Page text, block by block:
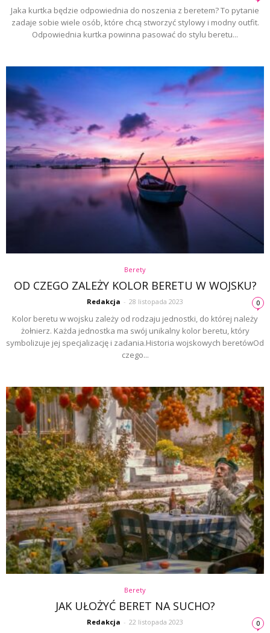
Jaka kurtka będzie odpowiednia do noszenia z beretem? To pytanie
zadaje sobie wiele osób, które chcą stworzyć stylowy i modny outfit.
Odpowiednia kurtka powinna pasować do stylu beretu...
Berety
OD CZEGO ZALEŻY KOLOR BERETU W WOJSKU?
Redakcja - 28 listopada 2023 0
Kolor beretu w wojsku zależy od rodzaju jednostki, do której należy
żołnierz. Każda jednostka ma swój unikalny kolor beretu, który
symbolizuje jej specjalizację i zadania.Historia wojskowych beretówOd
czego...
Berety
JAK UŁOŻYĆ BERET NA SUCHO?
Redakcja - 22 listopada 2023 0